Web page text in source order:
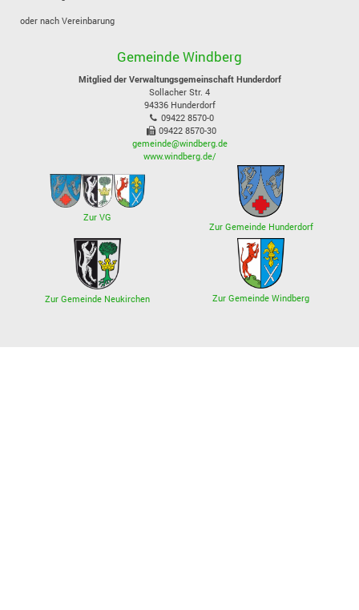
oder nach Vereinbarung
Gemeinde Windberg
Mitglied der Verwaltungsgemeinschaft Hunderdorf
Sollacher Str. 4
94336 Hunderdorf
09422 8570-0
09422 8570-30
gemeinde@windberg.de
www.windberg.de/
Zur VG
Zur Gemeinde Hunderdorf
Zur Gemeinde Neukirchen Zur Gemeinde Windberg